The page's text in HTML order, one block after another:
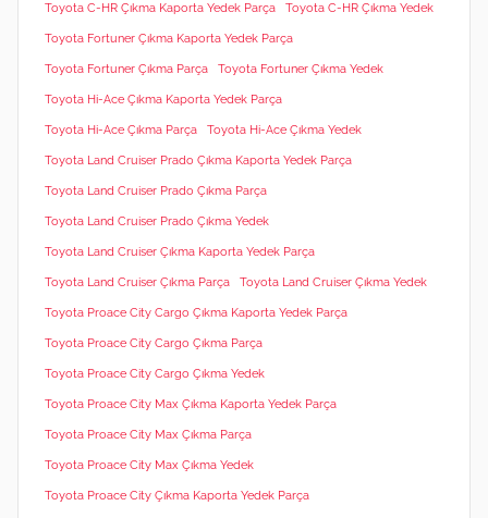
Toyota C-HR Çıkma Kaporta Yedek Parça Toyota C-HR Çıkma Yedek
Toyota Fortuner Çıkma Kaporta Yedek Parça
Toyota Fortuner Çıkma Parça Toyota Fortuner Çıkma Yedek
Toyota Hi-Ace Çıkma Kaporta Yedek Parça
Toyota Hi-Ace Çıkma Parça Toyota Hi-Ace Çıkma Yedek
Toyota Land Cruiser Prado Çıkma Kaporta Yedek Parça
Toyota Land Cruiser Prado Çıkma Parça
Toyota Land Cruiser Prado Çıkma Yedek
Toyota Land Cruiser Çıkma Kaporta Yedek Parça
Toyota Land Cruiser Çıkma Parça Toyota Land Cruiser Çıkma Yedek
Toyota Proace City Cargo Çıkma Kaporta Yedek Parça
Toyota Proace City Cargo Çıkma Parça
Toyota Proace City Cargo Çıkma Yedek
Toyota Proace City Max Çıkma Kaporta Yedek Parça
Toyota Proace City Max Çıkma Parça
Toyota Proace City Max Çıkma Yedek
Toyota Proace City Çıkma Kaporta Yedek Parça